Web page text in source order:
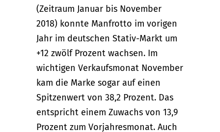
(Zeitraum Januar bis November
2018) konnte Manfrotto im vorigen
Jahr im deutschen Stativ-Markt um
+12 zwölf Prozent wachsen. Im
wichtigen Verkaufsmonat November
kam die Marke sogar auf einen
Spitzenwert von 38,2 Prozent. Das
entspricht einem Zuwachs von 13,9
Prozent zum Vorjahresmonat. Auch